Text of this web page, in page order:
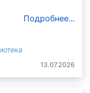
Подробнее...
13.07.2026